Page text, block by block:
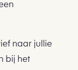
naar jullie
bij het